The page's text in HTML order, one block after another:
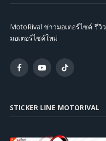
MotoRival ข่าวมอเตอร์ไซค์ รีวิ
มอเตอร์ไซค์ใหม่
FacebookYouTubeTikTok
STICKER LINE MOTORIVAL